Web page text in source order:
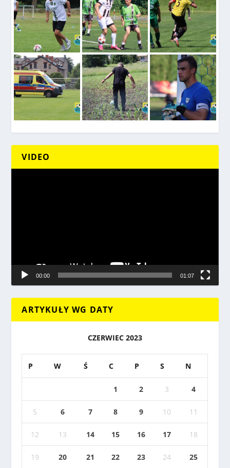
VIDEO
00:00 01:07
ARTYKUŁY WG DATY
CZERWIEC 2023
P W Ś C P S N
1 2 3 4
5 6 7 8 9 10 11
12 13 14 15 16 17 18
19 20 21 22 23 24 25